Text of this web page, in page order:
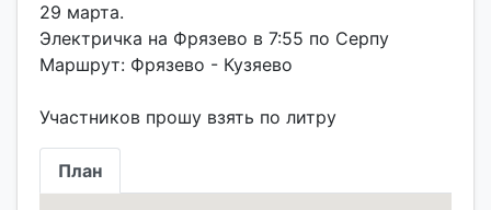
29 марта.
Электричка на Фрязево в 7:55 по Серпу
Маршрут: Фрязево - Кузяево
План